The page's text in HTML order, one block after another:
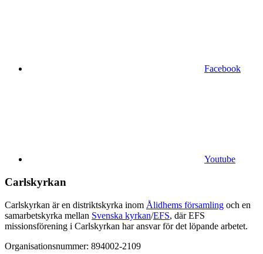
Facebook
Youtube
Carlskyrkan
Carlskyrkan är en distriktskyrka inom Ålidhems församling och en
samarbetskyrka mellan Svenska kyrkan/EFS, där EFS
missionsförening i Carlskyrkan har ansvar för det löpande arbetet.
Organisationsnummer: 894002-2109